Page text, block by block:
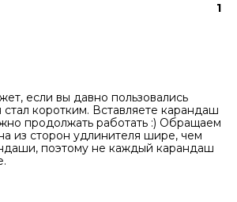
1
если вы давно пользовались
коротким. Вставляете карандаш
продолжать работать :) Обращаем
из сторон удлинителя шире, чем
поэтому не каждый карандаш